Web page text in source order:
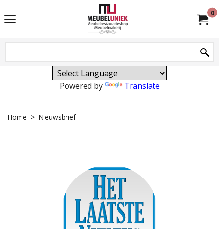
0
Powered by Translate
Home > Nieuwsbrief